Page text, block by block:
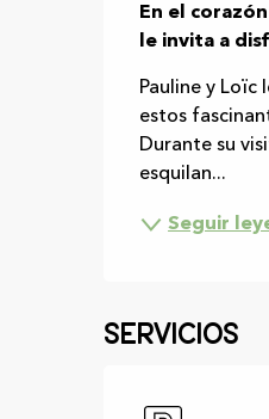
En el
le invita a
Pauline y Loïc
estos
Durante su
esquilan...
Seguir
Servicios